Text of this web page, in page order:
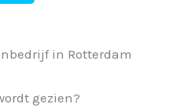
in Rotterdam
gezien?